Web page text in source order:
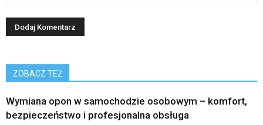
ZOBACZ TEŻ
Wymiana opon w samochodzie osobowym – komfort,
bezpieczeństwo i profesjonalna obsługa